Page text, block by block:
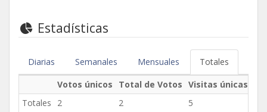
Estadísticas
Diarias Semanales Mensuales
Totales
Votos únicos
Total de Votos Visitas únicas
Totales
2 2 5